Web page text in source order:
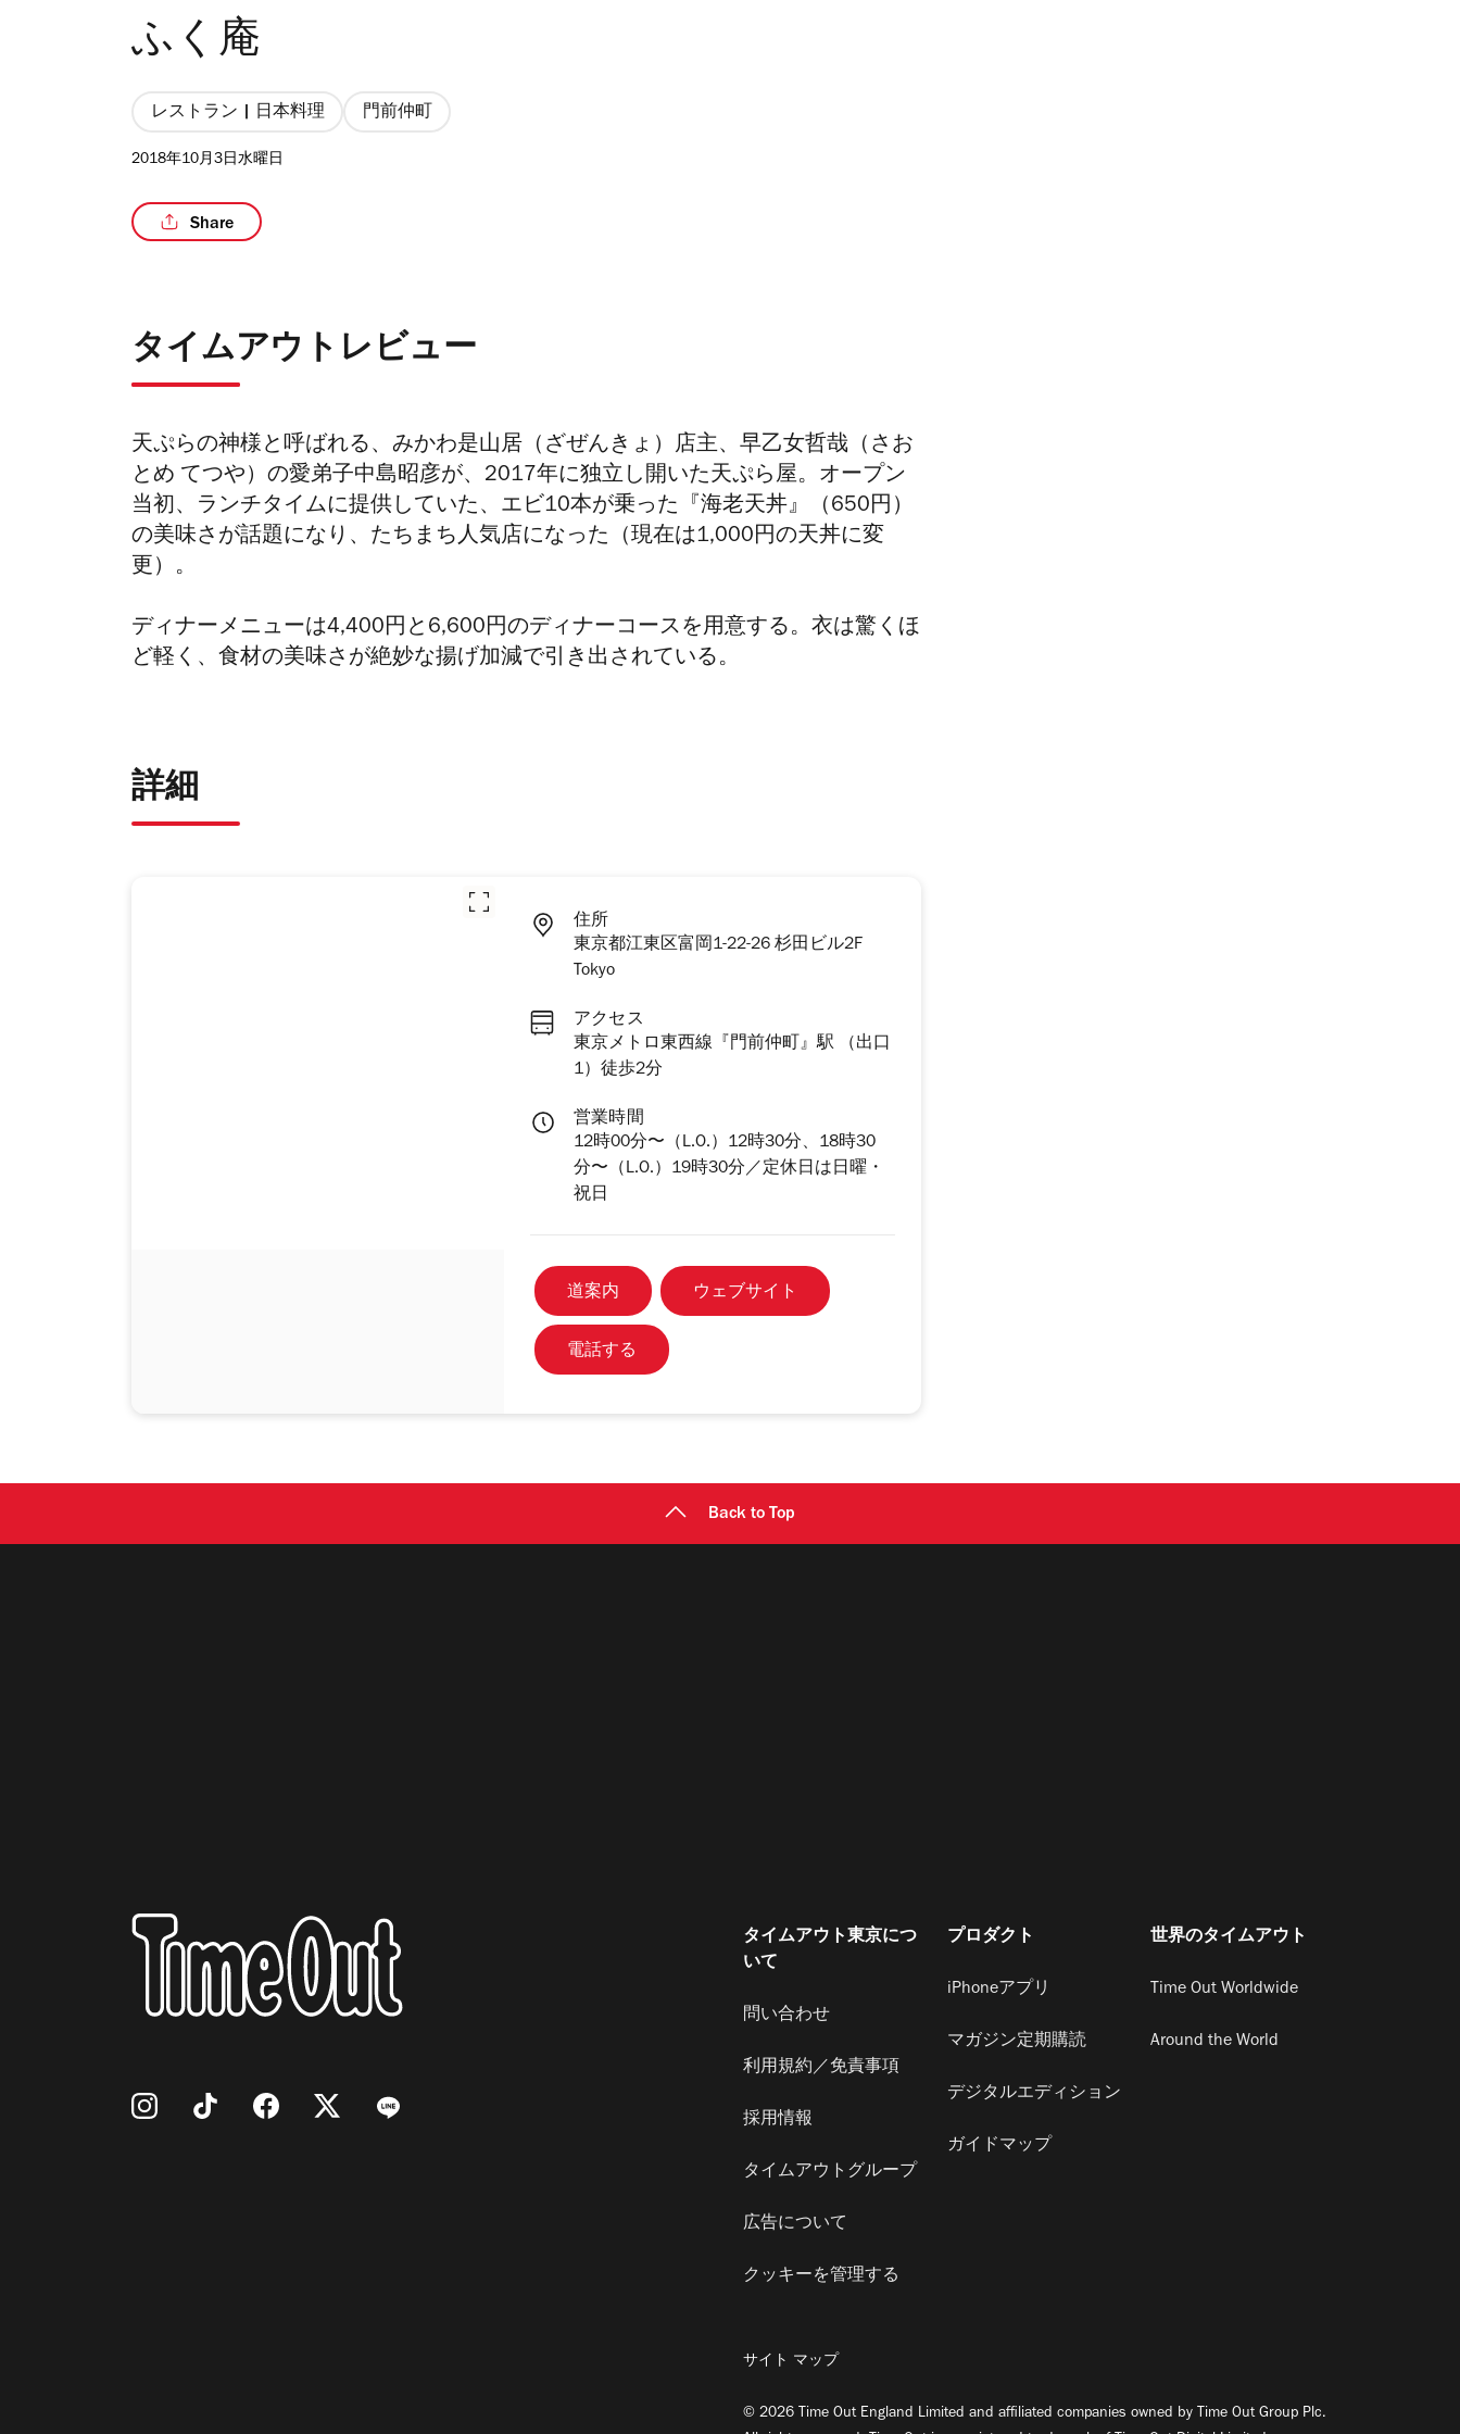
ふく庵
レストラン | 日本料理 門前仲町
2018年10月3日水曜日
Share
タイムアウトレビュー
天ぷらの神様と呼ばれる、みかわ是山居（ざぜんきょ）店主、早乙女哲哉（さお
とめ てつや）の愛弟子中島昭彦が、2017年に独立し開いた天ぷら屋。オープン
当初、ランチタイムに提供していた、エビ10本が乗った『海老天丼』（650円）
の美味さが話題になり、たちまち人気店になった（現在は1,000円の天丼に変
更）。
ディナーメニューは4,400円と6,600円のディナーコースを用意する。衣は驚くほ
ど軽く、食材の美味さが絶妙な揚げ加減で引き出されている。
詳細
住所
東京都江東区富岡1-22-26 杉田ビル2F
Tokyo
アクセス
東京メトロ東西線『門前仲町』駅 （出口
1）徒歩2分
営業時間
12時00分〜（L.O.）12時30分、18時30
分〜（L.O.）19時30分／定休日は日曜・
祝日
道案内 ウェブサイト
電話する
Back to Top
タイムアウト東京につ
いて
問い合わせ
利用規約／免責事項
採用情報
タイムアウトグループ
広告について
クッキーを管理する
プロダクト
iPhoneアプリ
マガジン定期購読
デジタルエディション
ガイドマップ
世界のタイムアウト
Time Out Worldwide
Around the World
サイト マップ
© 2026 Time Out England Limited and affiliated companies owned by Time Out Group Plc.